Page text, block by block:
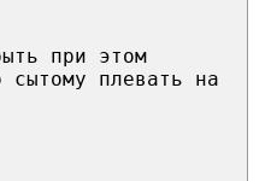
при этом
сытому плевать на